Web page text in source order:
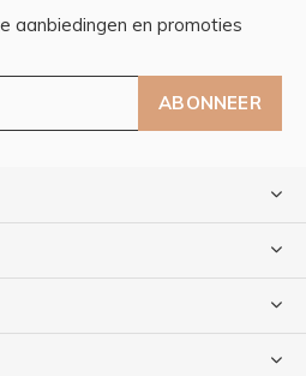
aanbiedingen en promoties
ABONNEER